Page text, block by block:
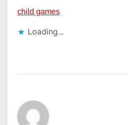
child games
Loading...